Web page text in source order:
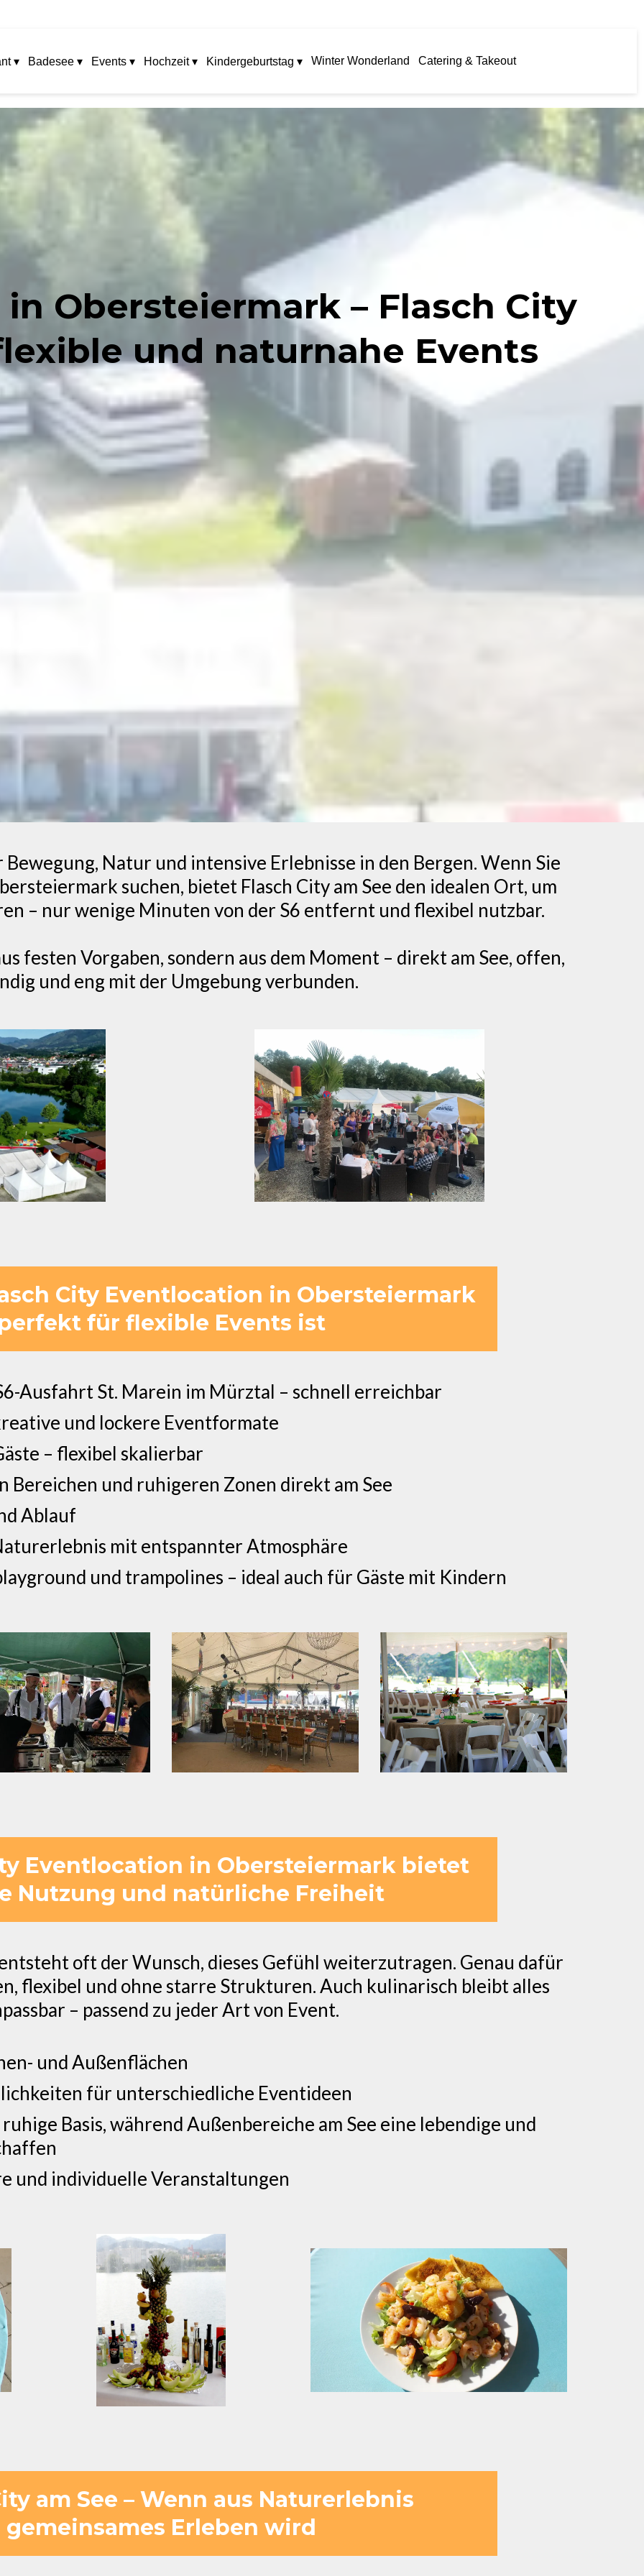
▾ Badesee ▾ Events ▾ Hochzeit ▾ Kindergeburtstag ▾ Winter Wonderland Catering & Takeout
Obersteiermark – Flasch City
und naturnahe Events
Natur und intensive Erlebnisse in den Bergen. Wenn Sie
suchen, bietet Flasch City am See den idealen Ort, um
– nur wenige Minuten von der S6 entfernt und flexibel nutzbar.
festen Vorgaben, sondern aus dem Moment – direkt am See, offen,
und eng mit der Umgebung verbunden.
City Eventlocation in Obersteiermark
für flexible Events ist
Ausfahrt St. Marein im Mürztal – schnell erreichbar
und lockere Eventformate
– flexibel skalierbar
Bereichen und ruhigeren Zonen direkt am See
Ablauf
mit entspannter Atmosphäre
und trampolines – ideal auch für Gäste mit Kindern
Eventlocation in Obersteiermark bietet
Nutzung und natürliche Freiheit
oft der Wunsch, dieses Gefühl weiterzutragen. Genau dafür
flexibel und ohne starre Strukturen. Auch kulinarisch bleibt alles
– passend zu jeder Art von Event.
und Außenflächen
für unterschiedliche Eventideen
Basis, während Außenbereiche am See eine lebendige und
und individuelle Veranstaltungen
am See – Wenn aus Naturerlebnis
gemeinsames Erleben wird